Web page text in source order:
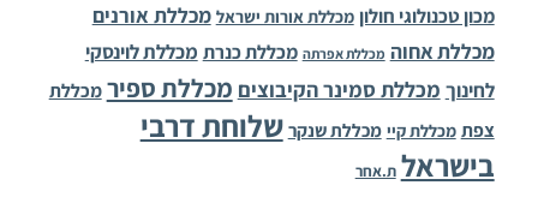
מכון טכנולוגי חולון מכללת אורות ישראל מכללת אורנים
מכללת אחוה מכללת אפרתה מכללת כנרת מכללת לוינסקי
לחינוך מכללת סמינר הקיבוצים מכללת ספיר מכללת
צפת מכללת קיי מכללת שנקר שלוחת דרבי
בישראל ת.אחר